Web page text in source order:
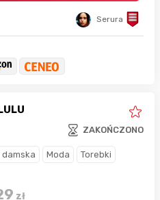
Serura
ZAKOŃCZONO
damska Moda Torebki
zł